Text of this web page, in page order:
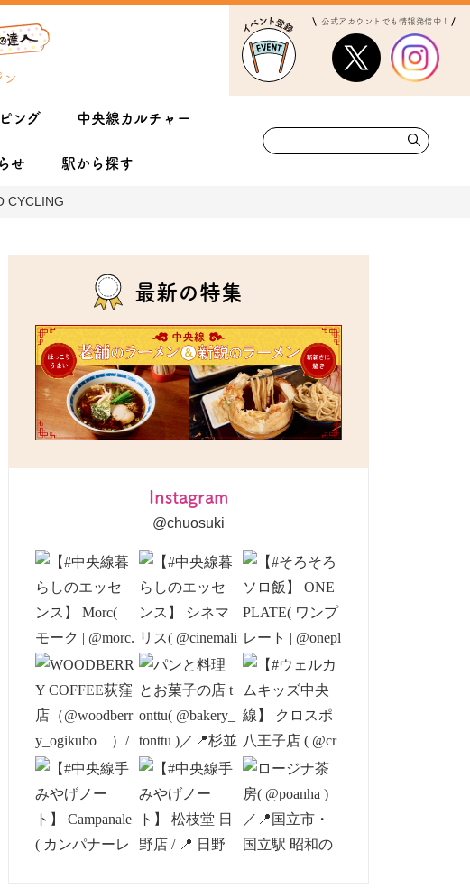
公式アカウントでも情報発信中！
ング 中央線カルチャー
せ 駅から探す
CYCLING
最新の特集
Instagram
@chuosuki